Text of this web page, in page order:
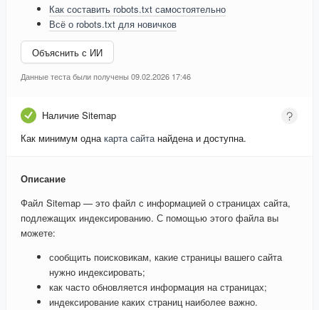
Как составить robots.txt самостоятельно
Всё о robots.txt для новичков
Объяснить с ИИ
Данные теста были получены 09.02.2026 17:46
Наличие Sitemap
Как минимум однакарта сайтанайдена и доступна.
Описание
Файл Sitemap — это файл с информацией о страницах сайта,
подлежащих индексированию. С помощью этого файла вы
можете:
сообщить поисковикам, какие страницы вашего сайта
нужно индексировать;
как часто обновляется информация на страницах;
индексирование каких страниц наиболее важно.